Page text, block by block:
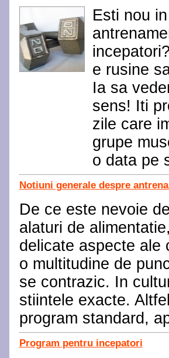
Esti nou
e rusine
Ia sa
sens! Iti
zile care
grupe
o data pe
Notiuni generale despre
De ce este nevoie
alaturi de
delicate aspecte ale
o multitudine de
se contrazic. In
stiintele exacte.
program standard,
Program pentru incepatori